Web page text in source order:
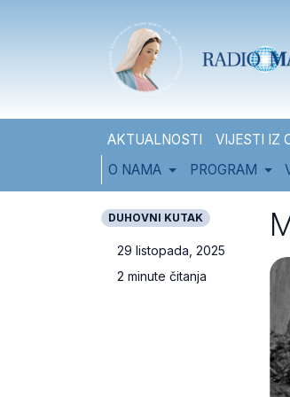
AKTUALNOSTI VIJESTI IZ
O NAMA
PROGRAM
DUHOVNI KUTAK
29 listopada, 2025
2 minute čitanja